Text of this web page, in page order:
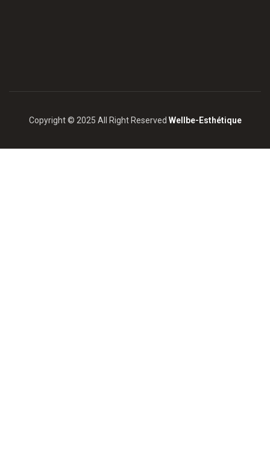
Copyright © 2025 All Right Reserved Wellbe-Esthétique